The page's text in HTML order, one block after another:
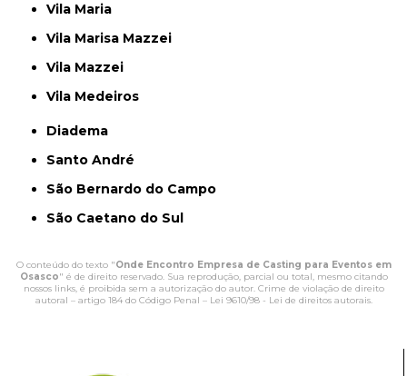
Vila Maria
Vila Marisa Mazzei
Vila Mazzei
Vila Medeiros
Diadema
Santo André
São Bernardo do Campo
São Caetano do Sul
O conteúdo do texto "Onde Encontro Empresa de Casting para Eventos em
Osasco" é de direito reservado. Sua reprodução, parcial ou total, mesmo citando
nossos links, é proibida sem a autorização do autor. Crime de violação de direito
autoral – artigo 184 do Código Penal – Lei 9610/98 - Lei de direitos autorais.